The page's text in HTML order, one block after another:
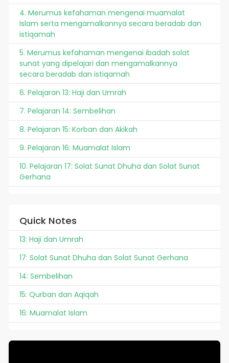
4. Merumus kefahaman mengenai muamalat
Islam serta mengamalkannya secara beradab dan
istiqamah
5. Merumus kefahaman mengenai ibadah solat
sunat yang dipelajari dan mengamalkannya
secara beradab dan istiqamah
6. Pelajaran 13: Haji dan Umrah
7. Pelajaran 14: Sembelihan
8. Pelajaran 15: Korban dan Akikah
9. Pelajaran 16: Muamalat Islam
10. Pelajaran 17: Solat Sunat Dhuha dan Solat Sunat
Gerhana
Quick Notes
13: Haji dan Umrah
17: Solat Sunat Dhuha dan Solat Sunat Gerhana
14: Sembelihan
15: Qurban dan Aqiqah
16: Muamalat Islam